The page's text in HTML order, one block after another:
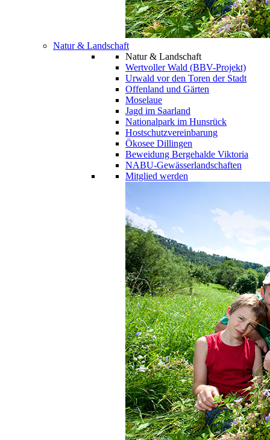
Natur & Landschaft
Natur & Landschaft
Wertvoller Wald (BBV-Projekt)
Urwald vor den Toren der Stadt
Offenland und Gärten
Moselaue
Jagd im Saarland
Nationalpark im Hunsrück
Hostschutzvereinbarung
Ökosee Dillingen
Beweidung Bergehalde Viktoria
NABU-Gewässerlandschaften
Mitglied werden